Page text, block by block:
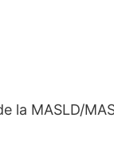
la MASLD/